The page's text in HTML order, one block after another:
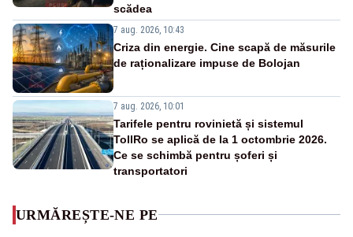
scădea
7 aug. 2026, 10:43
Criza din energie. Cine scapă de măsurile
de raționalizare impuse de Bolojan
7 aug. 2026, 10:01
Tarifele pentru rovinietă și sistemul
TollRo se aplică de la 1 octombrie 2026.
Ce se schimbă pentru șoferi și
transportatori
URMĂREȘTE-NE PE